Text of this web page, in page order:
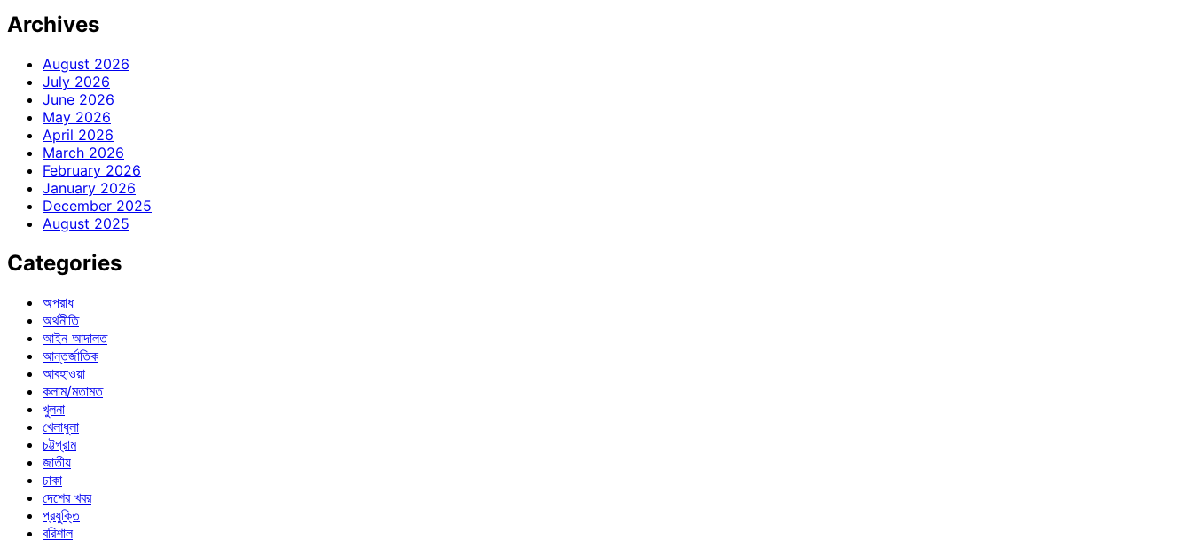
Archives
August 2026
July 2026
June 2026
May 2026
April 2026
March 2026
February 2026
January 2026
December 2025
August 2025
Categories
অপরাধ
অর্থনীতি
আইন আদালত
আন্তর্জাতিক
আবহাওয়া
কলাম/মতামত
খুলনা
খেলাধুলা
চট্টগ্রাম
জাতীয়
ঢাকা
দেশের খবর
প্রযুক্তি
বরিশাল